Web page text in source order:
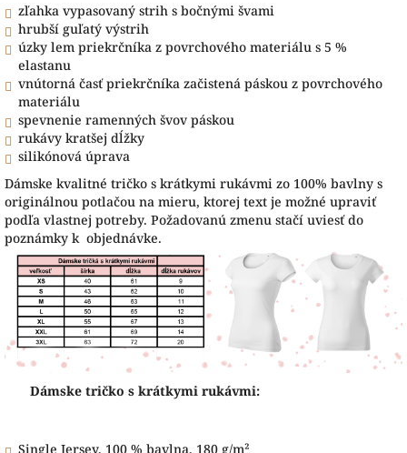
zľahka vypasovaný strih s bočnými švami
hrubší guľatý výstrih
úzky lem priekrčníka z povrchového materiálu s 5 %
elastanu
vnútorná časť priekrčníka začistená páskou z povrchového
materiálu
spevnenie ramenných švov páskou
rukávy kratšej dĺžky
silikónová úprava
Dámske kvalitné tričko s krátkymi rukávmi zo 100% bavlny s
originálnou potlačou na mieru, ktorej text je možné upraviť
podľa vlastnej potreby. Požadovanú zmenu stačí uviesť do
poznámky k objednávke.
Dámske tričko s krátkymi rukávmi:
Single Jersey, 100 % bavlna, 180 g/m²